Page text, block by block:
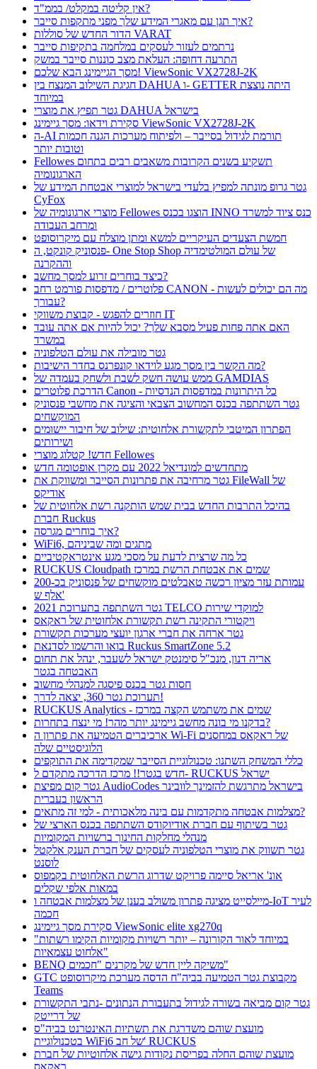
אין קליטה במקלט/ בממ"ד?
איך תגן עם מאגרי המידע שלך מפני מתקפות סייבר?
הדור החדש של סוללות VARAT
נרתמים לעזור לעסקים במלחמה בתקיפות סייבר
התרעה דחופה: העלאת מצב כוננות סייבר במשק
מסך הגיימינג הבא שלכם! ViewSonic VX2728J-2K
חגיגת השילוב המנצח בין DAHUA ו- GETTER היתה נוצצת
במיוחד
גטר תפיץ את מוצרי DAHUA בישראל
סקירת וידאו: מסך גיימינג ViewSonic VX2728J-2K
ה-AI תורמת לגידול בסייבר – ולפיתוח מערכות הגנה חכמות
וטובות יותר
Fellowes תשקיע בשנים הקרובות משאבים רבים בתחום
הארגונומיה
גטר גרופ מונתה למפיץ בלעדי בישראל למוצרי אבטחת המידע של
CyFox
מוצרי ארגונומיה של Fellowes הוצגו בכנס INNO כנס ציוד למשרד
ומרחב העבודה
חמשת הצעדים העיקריים למשא ומתן מוצלח עם מיקרוסופט
פנסוניק קונקט, ה- One Stop Shop של עולם המולטימדיה
וההקרנה
כיצד בוחרים זרוע למסך מחשב?
פלוטרים / מדפסות פורמט רחב CANON - מה הם יכולים לעשות
עבורך?
חוזרים להפגש - קבוצת משווקי IT
האם אתה פחות פעיל מסבא שלך? יכול להיות אם אתה עובד
במשרד
גטר מובילה את עולם הטלפוניה
מה הקשר בין מסך מגע לוידאו קונפרנס בחדר הישיבות?
ממש עושה חשק לשבת ולשחק בעמדה של GAMDIAS
הדרכת פלוטרים Canon - כל היתרונות במדפסות הנדסיות
גטר השתתפה בכנס המחשוב הצבאי והציגה את מחשבי פנסוניק
המוקשחים
הפתרון המיטבי לתקשורת אלחוטית: שילוב של חיבור יישומים
ושירותים
חדש! קטלוג מוצרי Fellowes
מתחדשים למונדיאל 2022 עם מקרן אופטומה חדש
גטר מרחיבה את פתרונות הסייבר ומשווקת את FileWall של
אודיקס
בהיכל התרבות החדש בבית שמש הותקנה רשת אלחוטית של
חברת Ruckus
איך בוחרים מגרסה?
WiFi6, מתגים ומה שביניהם
כל מה שרצית לדעת על מסכי מגע אינטראקטיביים
RUCKUS Cloudpath שמים את אבטחת הרשת במרכז
עמותת עזר מציון רכשה טאבלטים מוקשחים של פנסוניק בכ-200
אלף ש'
גטר השתתפה בתערוכת 2021 TELCO למוקדי שירות
ויקטורי התקינה רשת תקשורת אלחוטית של ראקאס
גטר ארחה את חברי ארגון יועצי מערכות תקשורת
בואו והרשמו לסדנאת Ruckus SmartZone 5.2
אריה דנון, מנכ"ל סימנטק ישראל לשעבר, ינהל את תחום
האבטחה בגטר
חסות גטר בכנס פיסגה למנהלי מחשוב
תערוכת גטר 360, יצאה לדרך!
RUCKUS Analytics - שמים את משתמש הקצה במרכז
בדקנו מי בונה מחשב גיימינג יותר מהר! מי ינצח בתחרות?
ארכיברים הטמיעה את פתרון ה Wi-Fi של ראקאס במחסנים
הלוגיסטיים שלה
כללי המשחק השתנו: טכנולוגיית הסייבר שמקדימה את התוקפים
חדש בגטר!! מרכז הדרכה מתקדם ל- RUCKUS ישראל
גטר קום מפיצת AudioCodes בישראל מתרגשת להזמינך לוובינר
הראשון בעברית
מצלמות אבטחה מתקדמות עם בינה מלאכותית - למי זה מתאים?
גטר בשיתוף עם חברת אודיוקודס השתתפה בכנס הארצי של
מנהלי מחלקות החינוך ברשויות המקומיות
גטר תשווק את מוצרי הטלפוניה לעסקים של חברת הענק אלקטל
לוסנט
אונ' אריאל סיימה פרויקט שדרוג הרשת האלחוטית בקמפוס
במאות אלפי שקלים
מיילסייט מציגה פתרון משולב בענן של מצלמות אבטחה ו-IoT לעיר
חכמה
סקירת מסך גיימינג ViewSonic elite xg270q
"במיוחד לאור הקורונה – יותר רשויות מקומיות הקימו רשתות
אלחוט עצמאיות"
BENQ משיקה ליין חדש של מקרנים "חכמים"
GTC מקבוצת גטר הטמיעה בביה"ח הדסה מערכת מיקרוסופט
Teams
גטר קום מביאה בשורה לגידול בתעבורת הנתונים -נתבי התקשורת
של דרייטק
מועצת שוהם משדרגת את תשתיות האינטרנט בביה"ס
בטכנולוגיית WiFi6 של חב' RUCKUS
מועצת שוהם החלה בפריסת נקודות גישה אלחוטיות של חברת
ראקאס